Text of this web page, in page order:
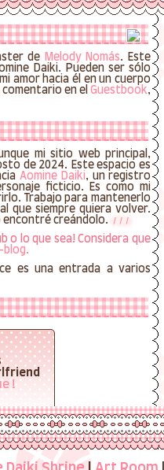
de Melody Nomás. Este
Daiki. Pueden ser sólo
amor hacia él en un cuerpo
en el Guestbook,
mi sitio web principal,
de 2024. Este espacio es
Aomine Daiki , un registro
ficticio. Es como mi
Trabajo para mantenerlo
que siempre quiera volver.
encontré creándolo.
o lo que sea! Considera que
blog .
es una entrada a varios
!
てみせなさい。